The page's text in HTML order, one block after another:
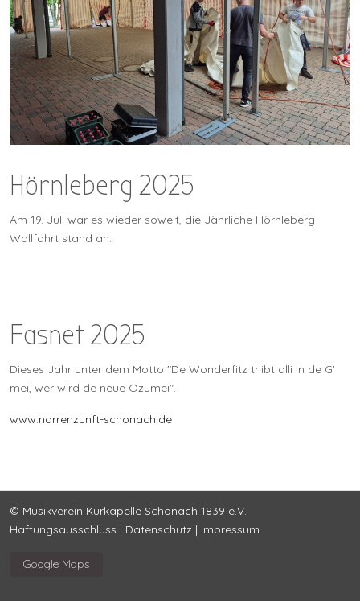
Hörnleberg 2025
Am 19. Juli war es wieder soweit, die Jährliche Hörnleberg
Wallfahrt stand an.
Fasnet 2025
Dieses Jahr unter dem Motto "De Wonderfitz triibt alli in de G'
mei, wer wird de neue Ozumei".
www.narrenzunft-schonach.de
© Musikverein Kurkapelle Schonach 1839 e.V.
Haftungsausschluss | Datenschutz | Impressum
Google Maps